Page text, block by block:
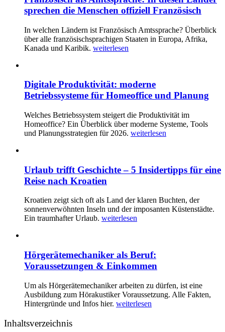
sprechen die Menschen offiziell Französisch
In welchen Ländern ist Französisch Amtssprache? Überblick
über alle französischsprachigen Staaten in Europa, Afrika,
Kanada und Karibik. weiterlesen
Digitale Produktivität: moderne
Betriebssysteme für Homeoffice und Planung
Welches Betriebssystem steigert die Produktivität im
Homeoffice? Ein Überblick über moderne Systeme, Tools
und Planungsstrategien für 2026. weiterlesen
Urlaub trifft Geschichte – 5 Insidertipps für eine
Reise nach Kroatien
Kroatien zeigt sich oft als Land der klaren Buchten, der
sonnenverwöhnten Inseln und der imposanten Küstenstädte.
Ein traumhafter Urlaub. weiterlesen
Hörgerätemechaniker als Beruf:
Voraussetzungen & Einkommen
Um als Hörgerätemechaniker arbeiten zu dürfen, ist eine
Ausbildung zum Hörakustiker Voraussetzung. Alle Fakten,
Hintergründe und Infos hier. weiterlesen
Inhaltsverzeichnis